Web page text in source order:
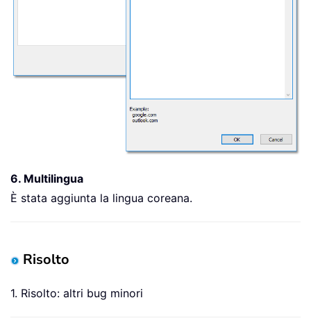
6. Multilingua
È stata aggiunta la lingua coreana.
Risolto
1. Risolto: altri bug minori